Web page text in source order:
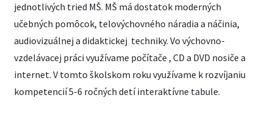
jednotlivých tried MŠ. MŠ má dostatok moderných
učebných pomôcok, telovýchovného náradia a náčinia,
audiovizuálnej a didaktickej techniky. Vo výchovno-
vzdelávacej práci využívame počítače , CD a DVD nosiče a
internet. V tomto školskom roku využívame k rozvíjaniu
kompetencií 5-6 ročných detí interaktívne tabule.